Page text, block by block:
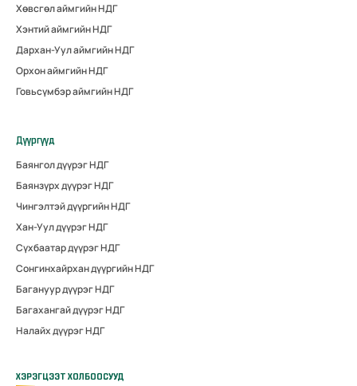
Хөвсгөл аймгийн НДГ
Хэнтий аймгийн НДГ
Дархан-Уул аймгийн НДГ
Орхон аймгийн НДГ
Говьсүмбэр аймгийн НДГ
Дүүргүүд
Баянгол дүүрэг НДГ
Баянзүрх дүүрэг НДГ
Чингэлтэй дүүргийн НДГ
Хан-Уул дүүрэг НДГ
Сүхбаатар дүүрэг НДГ
Сонгинхайрхан дүүргийн НДГ
Багануур дүүрэг НДГ
Багахангай дүүрэг НДГ
Налайх дүүрэг НДГ
ХЭРЭГЦЭЭТ ХОЛБООСУУД